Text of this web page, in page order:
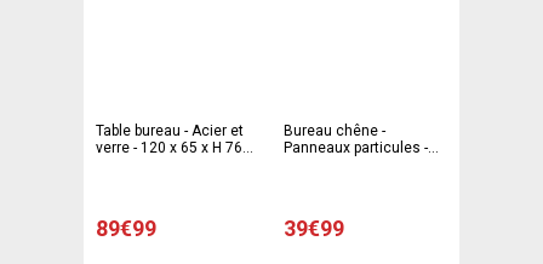
Table bureau - Acier et
verre - 120 x 65 x H 76
89€99
Bureau chêne -
Panneaux particules -
39€99